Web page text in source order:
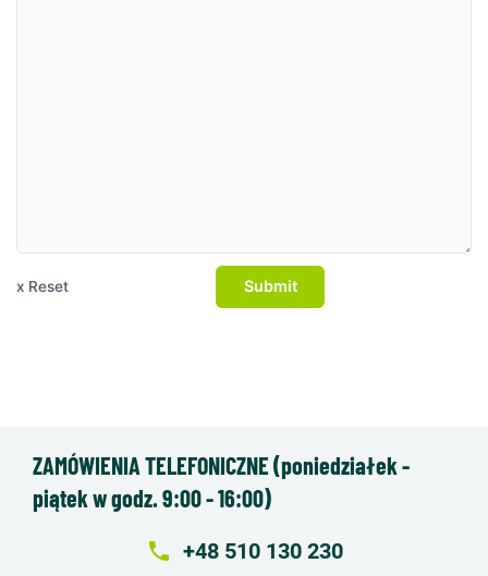
x Reset Submit
ZAMÓWIENIA TELEFONICZNE (poniedziałek -
piątek w godz. 9:00 - 16:00)
local_phone +48 510 130 230